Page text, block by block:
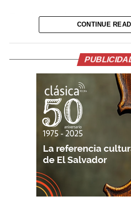
Tras el ataque, la transmisión se
inmediato. Posteriormente, el
parte de la grabación y han
hecho.
Lo presentían,
momentos
ejecución en
una
del Influencer
Gastélum en
ya habian
CONTINUE